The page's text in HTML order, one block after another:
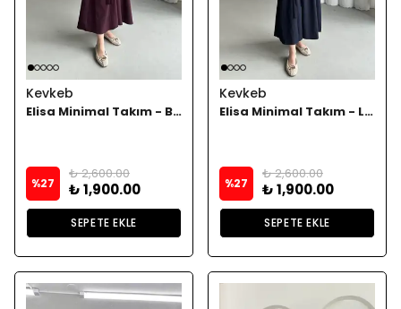
Kevkeb
Elisa Minimal Takım - Bordoo
%27
₺ 2,600.00
₺ 1,900.00
SEPETE EKLE
Kevkeb
Elisa Minimal Takım - Lacivert
%27
₺ 2,600.00
₺ 1,900.00
SEPETE EKLE